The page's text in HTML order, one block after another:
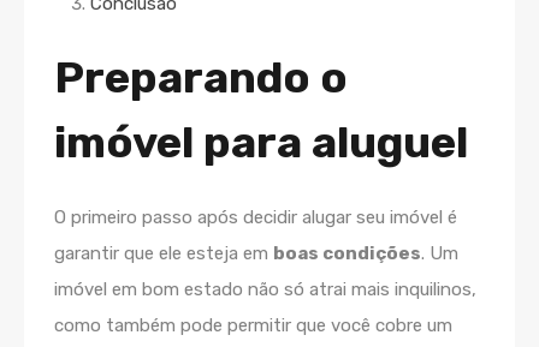
Preparando o
imóvel para aluguel
O primeiro passo após decidir alugar seu imóvel é
garantir que ele esteja em boas condições. Um
imóvel em bom estado não só atrai mais inquilinos,
como também pode permitir que você cobre um